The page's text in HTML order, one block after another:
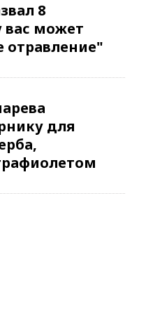
8
вас может
отравление"
для